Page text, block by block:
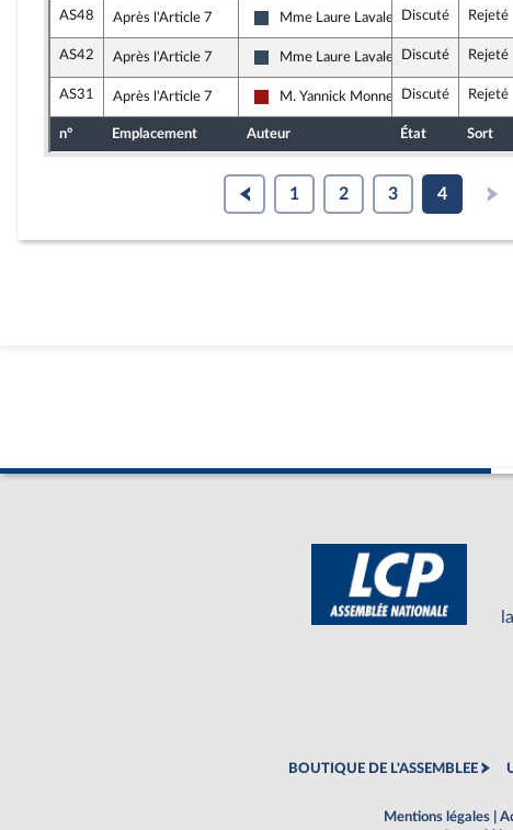
AS48 Après l'Article 7
Rassemblement National
Mme Laure LavaletteDiscuté Rejeté
AS42 Après l'Article 7
Rassemblement National
Mme Laure LavaletteDiscuté Rejeté
AS31 Après l'Article 7
Gauche démocrate et républicaine -
M. Yannick Monnet Discuté Rejeté
n° Emplacement Auteur État Sort
1 2 3 4
BOUTIQUE DE L'ASSEMBLEE
Mentions légales